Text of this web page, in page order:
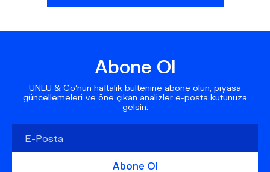
Abone Ol
ÜNLÜ & Co’nun haftalık bültenine abone olun; piyasa
güncellemeleri ve öne çıkan analizler e-posta kutunuza
gelsin.
Abone Ol